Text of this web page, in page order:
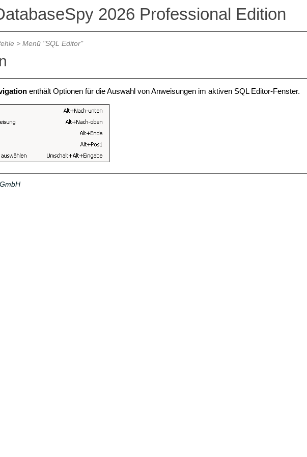
2026 Professional Edition
> Menü "SQL Editor"
enthält Optionen für die Auswahl von Anweisungen im aktiven SQL Editor-Fenster.